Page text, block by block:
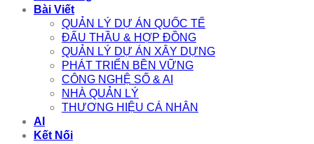
Bài Viết
QUẢN LÝ DỰ ÁN QUỐC TẾ
ĐẤU THẦU & HỢP ĐỒNG
QUẢN LÝ DỰ ÁN XÂY DỰNG
PHÁT TRIỂN BỀN VỮNG
CÔNG NGHỆ SỐ & AI
NHÀ QUẢN LÝ
THƯƠNG HIỆU CÁ NHÂN
AI
Kết Nối